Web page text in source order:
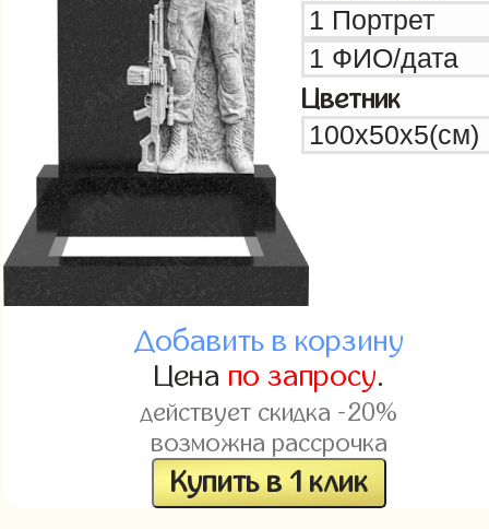
Цветник
Добавить в корзину
Цена по запросу.
действует скидка -20%
возможна рассрочка
Купить в 1 клик